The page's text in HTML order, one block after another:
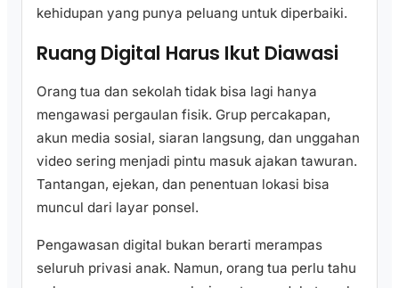
kehidupan yang punya peluang untuk diperbaiki.
Ruang Digital Harus Ikut Diawasi
Orang tua dan sekolah tidak bisa lagi hanya
mengawasi pergaulan fisik. Grup percakapan,
akun media sosial, siaran langsung, dan unggahan
video sering menjadi pintu masuk ajakan tawuran.
Tantangan, ejekan, dan penentuan lokasi bisa
muncul dari layar ponsel.
Pengawasan digital bukan berarti merampas
seluruh privasi anak. Namun, orang tua perlu tahu